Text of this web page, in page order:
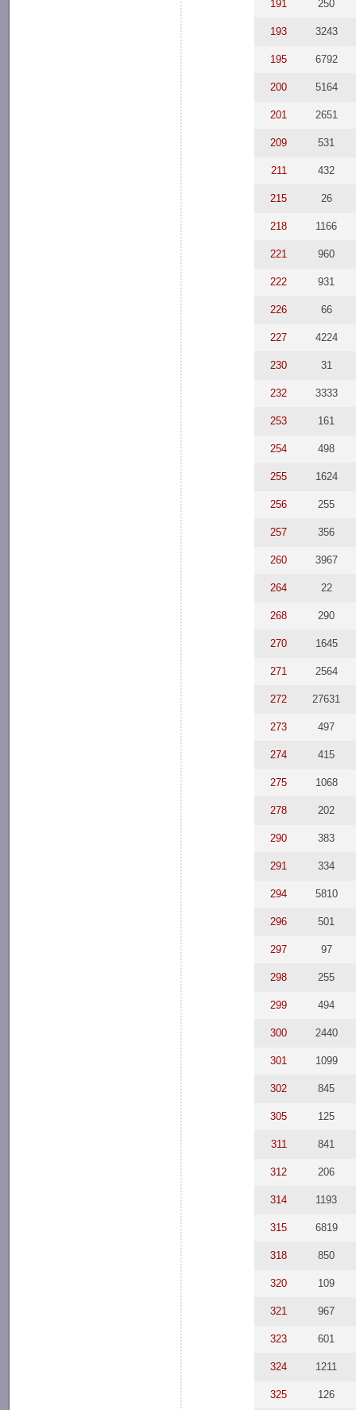
191 250
193 3243
195 6792
200 5164
201 2651
209 531
211 432
215 26
218 1166
221 960
222 931
226 66
227 4224
230 31
232 3333
253 161
254 498
255 1624
256 255
257 356
260 3967
264 22
268 290
270 1645
271 2564
272 27631
273 497
274 415
275 1068
278 202
290 383
291 334
294 5810
296 501
297 97
298 255
299 494
300 2440
301 1099
302 845
305 125
311 841
312 206
314 1193
315 6819
318 850
320 109
321 967
323 601
324 1211
325 126